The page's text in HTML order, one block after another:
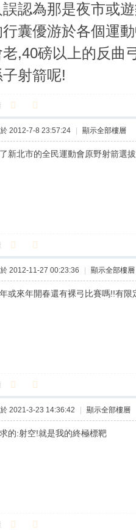
認為那是夜市或
囊優游於各個運
老,40磅以上的反曲
子射箭呢!
2012-7-8 23:57:24 顯示全部樓層
新北市的全民運動會原野射箭選
2012-11-27 00:23:36 顯示全部樓層
或來年開春還有裸弓比賽嗎!!有
2021-3-23 14:36:42 顯示全部樓層
的:射空!就是我的終極標靶